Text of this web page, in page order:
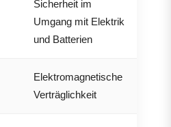
Sicherheit im
Umgang mit Elektrik
und Batterien
Elektromagnetische
Verträglichkeit